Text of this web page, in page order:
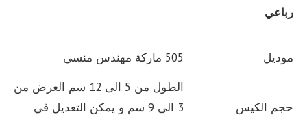
رباعي
موديل 505 ماركة مهندس منسي
حجم الكيس
الطول من 5 الى 12 سم العرض من
3 الى 9 سم و يمكن التعديل في